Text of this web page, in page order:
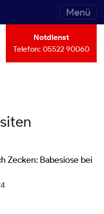
Menü
Notdienst
Telefon: 05522 90060
Zecken: Babesiose bei